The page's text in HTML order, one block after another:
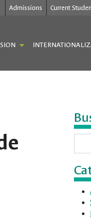
Admissions Current